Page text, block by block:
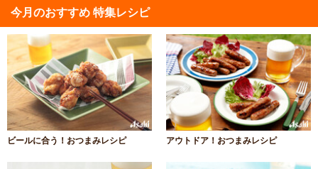
今月のおすすめ 特集レシピ
ビールに合う！おつまみレシピ アウトドア！おつまみレシピ